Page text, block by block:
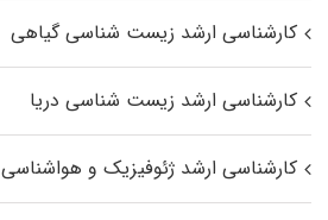
کارشناسی ارشد زیست‌ شناسی گیاهی
کارشناسی ارشد زیست‌ شناسی دریا
کارشناسی ارشد ژئوفیزیک و هواشناسی